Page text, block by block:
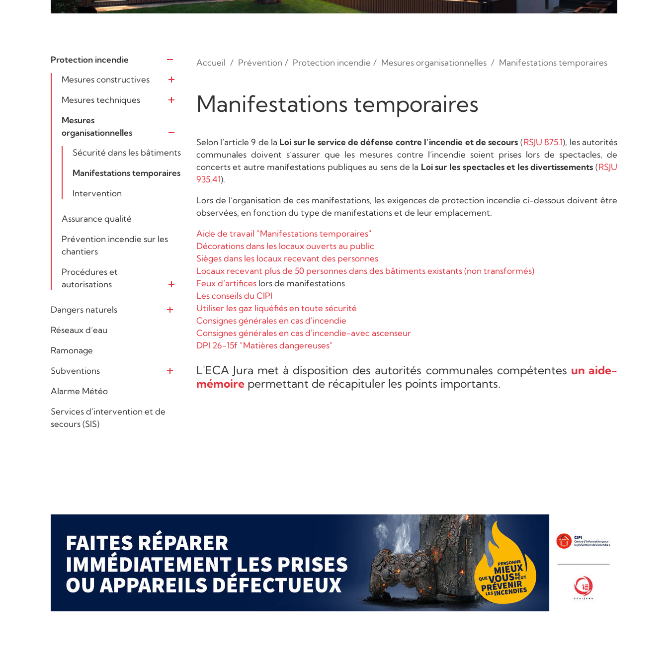
Protection incendie
Ouvrir
Mesures constructives
Ouvrir
Mesures techniques
Ouvrir
Mesures
organisationnelles
Ouvrir
Sécurité dans les bâtiments
Manifestations temporaires
Intervention
Assurance qualité
Prévention incendie sur les
chantiers
Procédures et
autorisations
Ouvrir
Dangers naturels
Ouvrir
Réseaux d’eau
Ramonage
Subventions
Ouvrir
Alarme Météo
Services d’intervention et de
secours (SIS)
Accueil Prévention Protection incendie Mesures organisationnelles Manifestations temporaires
Manifestations temporaires
Selon l’article 9 de la Loi sur le service de défense contre l’incendie et de secours (RSJU 875.1), les autorités
communales doivent s’assurer que les mesures contre l’incendie soient prises lors de spectacles, de
concerts et autre manifestations publiques au sens de la Loi sur les spectacles et les divertissements (RSJU
935.41).
Lors de l’organisation de ces manifestations, les exigences de protection incendie ci-dessous doivent être
observées, en fonction du type de manifestations et de leur emplacement.
Aide de travail "Manifestations temporaires"
Décorations dans les locaux ouverts au public
Sièges dans les locaux recevant des personnes
Locaux recevant plus de 50 personnes dans des bâtiments existants (non transformés)
Feux d’artificeslors de manifestations
Les conseils du CIPI
Utiliser les gaz liquéfiés en toute sécurité
Consignes générales en cas d'incendie
Consignes générales en cas d'incendie-avec ascenseur
DPI 26-15f "Matières dangereuses"
L'ECA Jura met à disposition des autorités communales compétentes un aide-
mémoirepermettant de récapituler les points importants.